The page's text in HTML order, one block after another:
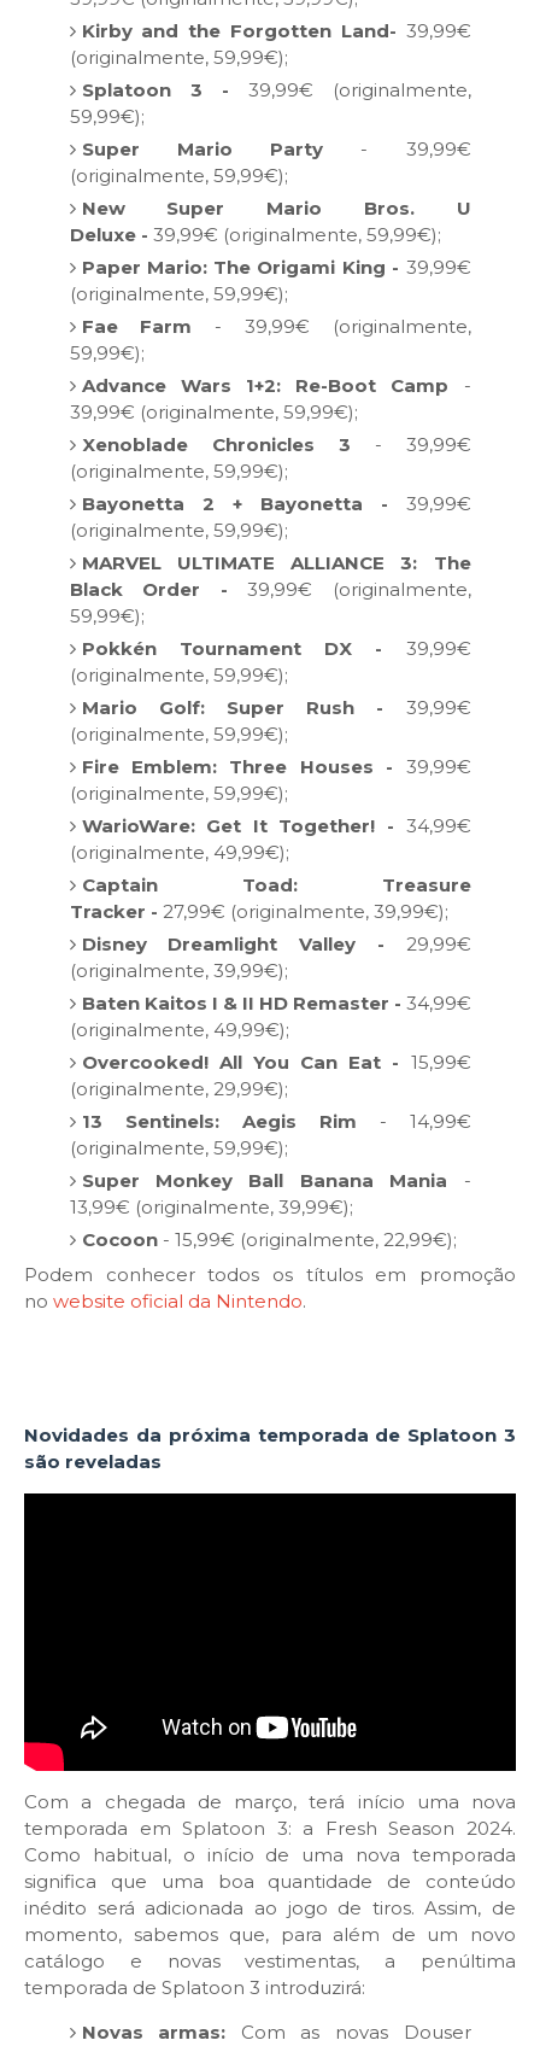
Kirby and the Forgotten Land- 39,99€
(originalmente, 59,99€);
Splatoon 3 - 39,99€ (originalmente,
59,99€);
Super Mario Party - 39,99€
(originalmente, 59,99€);
New Super Mario Bros. U
Deluxe - 39,99€ (originalmente, 59,99€);
Paper Mario: The Origami King - 39,99€
(originalmente, 59,99€);
Fae Farm - 39,99€ (originalmente,
59,99€);
Advance Wars 1+2: Re-Boot Camp -
39,99€ (originalmente, 59,99€);
Xenoblade Chronicles 3 - 39,99€
(originalmente, 59,99€);
Bayonetta 2 + Bayonetta - 39,99€
(originalmente, 59,99€);
MARVEL ULTIMATE ALLIANCE 3: The
Black Order - 39,99€ (originalmente,
59,99€);
Pokkén Tournament DX - 39,99€
(originalmente, 59,99€);
Mario Golf: Super Rush - 39,99€
(originalmente, 59,99€);
Fire Emblem: Three Houses - 39,99€
(originalmente, 59,99€);
WarioWare: Get It Together! - 34,99€
(originalmente, 49,99€);
Captain Toad: Treasure
Tracker - 27,99€ (originalmente, 39,99€);
Disney Dreamlight Valley
- 29,99€
(originalmente, 39,99€);
Baten Kaitos I & II HD Remaster - 34,99€
(originalmente, 49,99€);
Overcooked! All You Can Eat - 15,99€
(originalmente, 29,99€);
13 Sentinels: Aegis Rim - 14,99€
(originalmente, 59,99€);
Super Monkey Ball Banana Mania -
13,99€ (originalmente, 39,99€);
Cocoon - 15,99€ (originalmente, 22,99€);
Podem conhecer todos os títulos em promoção
no website oficial da Nintendo.
Novidades da próxima temporada de Splatoon 3
são reveladas
Com a chegada de março, terá início uma nova
temporada em Splatoon 3: a Fresh Season 2024.
Como habitual, o início de uma nova temporada
significa que uma boa quantidade de conteúdo
inédito será adicionada ao jogo de tiros. Assim, de
momento, sabemos que, para além de um novo
catálogo e novas vestimentas, a penúltima
temporada de Splatoon 3 introduzirá:
Novas armas: Com as novas Douser